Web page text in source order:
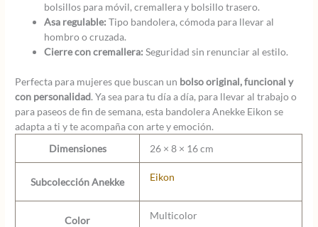
bolsillos para móvil, cremallera y bolsillo trasero.
Asa regulable: Tipo bandolera, cómoda para llevar al
hombro o cruzada.
Cierre con cremallera: Seguridad sin renunciar al estilo.
Perfecta para mujeres que buscan un bolso original, funcional y
con personalidad. Ya sea para tu día a día, para llevar al trabajo o
para paseos de fin de semana, esta bandolera Anekke Eikon se
adapta a ti y te acompaña con arte y emoción.
Dimensiones
26 × 8 × 16 cm
Subcolección Anekke Eikon
Color Multicolor